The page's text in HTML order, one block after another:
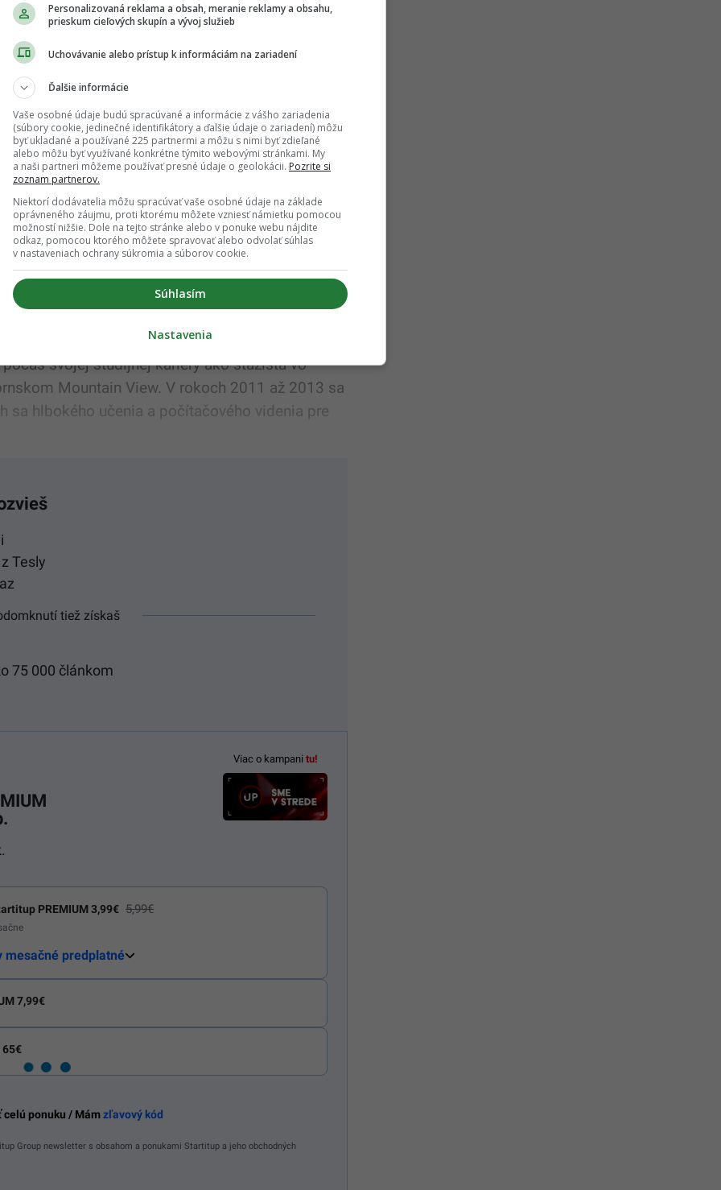
v Toronte, kde študoval informatiku a fyziku v
sa aktívne zapájal do študentskej únie pre
aj matematiku ako vedľajší predmet.
na Univerzite v Britskej Kolumbii, kde študoval
tejto doby pracoval na vývoji ovládačov pre
agilnej robotike, ale v počítačovej
svojho doktorandského štúdia na Stanfordskej
sa venoval výskumu v oblasti strojového učenia
na našu digitálnu budúcnosť.
svojej študijnej kariéry ako stážista vo
Mountain View. V rokoch 2011 až 2013 sa
sa hlbokého učenia a počítačového videnia pre
Tesly
tiež získaš
75 000 článkom
Viac o kampani tu!
PREMIUM 3,99€ 5,99€
mesačné predplatné
7,99€
65€
celú ponuku / Mámzľavový kód
Group newsletter s obsahom a ponukami Startitup a jeho obchodných
Personalizovaná reklama a obsah, meranie reklamy a obsahu,
prieskum cieľových skupín a vývoj služieb
Uchovávanie alebo prístup k informáciám na zariadení
Ďalšie informácie
Vaše osobné údaje budú spracúvané a informácie z vášho zariadenia
(súbory cookie, jedinečné identifikátory a ďalšie údaje o zariadení) môžu
byť ukladané a používané 225 partnermi a môžu s nimi byť zdieľané
alebo môžu byť využívané konkrétne týmito webovými stránkami. My
a naši partneri môžeme používať presné údaje o geolokácii. Pozrite si
zoznam partnerov.
Niektorí dodávatelia môžu spracúvať vaše osobné údaje na základe
oprávneného záujmu, proti ktorému môžete vzniesť námietku pomocou
možností nižšie. Dole na tejto stránke alebo v ponuke webu nájdite
odkaz, pomocou ktorého môžete spravovať alebo odvolať súhlas
v nastaveniach ochrany súkromia a súborov cookie.
Súhlasím
Nastavenia